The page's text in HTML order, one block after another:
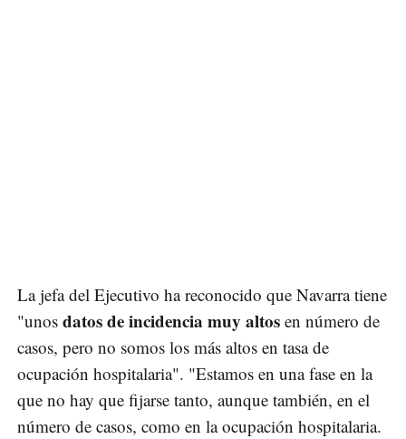
La jefa del Ejecutivo ha reconocido que Navarra tiene
"unos datos de incidencia muy altos en número de
casos, pero no somos los más altos en tasa de
ocupación hospitalaria". "Estamos en una fase en la
que no hay que fijarse tanto, aunque también, en el
número de casos, como en la ocupación hospitalaria.